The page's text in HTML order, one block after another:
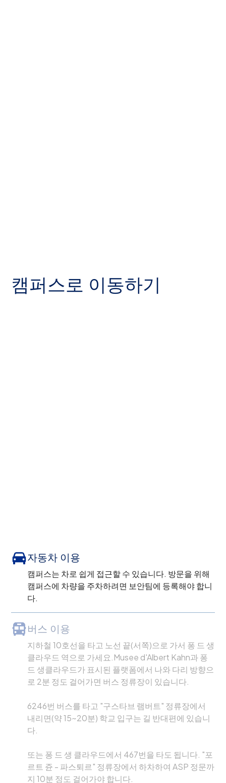
캠퍼스로 이동하기
자동차 이용
캠퍼스는 차로 쉽게 접근할 수 있습니다. 방문을 위해
캠퍼스에 차량을 주차하려면 보안팀에 등록해야 합니
다.
버스 이용
지하철 10호선을 타고 노선 끝(서쪽)으로 가서 퐁 드 생
클라우드 역으로 가세요.Musee d'Albert Kahn과 퐁
드 생클라우드가 표시된 플랫폼에서 나와 다리 방향으
로 2분 정도 걸어가면 버스 정류장이 있습니다.
6246번 버스를 타고 "구스타브 램버트" 정류장에서
내리면(약 15~20분) 학교 입구는 길 반대편에 있습니
다.
또는 퐁 드 생 클라우드에서 467번을 타도 됩니다. "포
르트 쥰 - 파스퇴르" 정류장에서 하차하여 ASP 정문까
지 10분 정도 걸어가야 합니다.